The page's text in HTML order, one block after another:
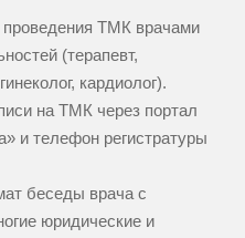
ТМК врачами
(терапевт,
кардиолог).
на ТМК через портал
и телефон регистратуры
беседы врача с
юридические и